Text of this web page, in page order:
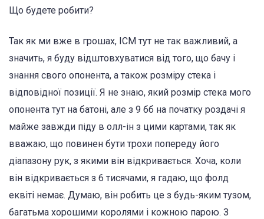
Що будете робити?
Так як ми вже в грошах, ICM тут не так важливий, а
значить, я буду відштовхуватися від того, що бачу і
знання свого опонента, а також розміру стека і
відповідної позиції. Я не знаю, який розмір стека мого
опонента тут на батоні, але з 9 бб на початку роздачі я
майже завжди піду в олл-ін з цими картами, так як
вважаю, що повинен бути трохи попереду його
діапазону рук, з якими він відкривається. Хоча, коли
він відкривається з 6 тисячами, я гадаю, що фолд
еквіті немає. Думаю, він робить це з будь-яким тузом,
багатьма хорошими королями і кожною парою. З